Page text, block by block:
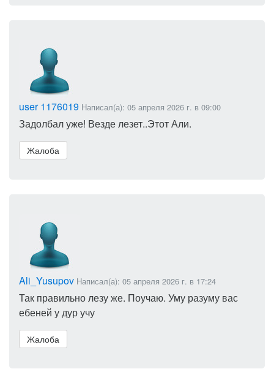
user 1176019 Написал(а): 05 апреля 2026 г. в 09:00
Задолбал уже! Везде лезет..Этот Али.
Жалоба
Ali_Yusupov Написал(а): 05 апреля 2026 г. в 17:24
Так правильно лезу же. Поучаю. Уму разуму вас
ебеней у дур учу
Жалоба